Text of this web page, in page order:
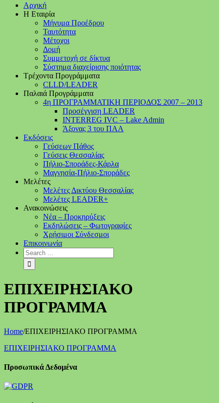
Αρχική
Η Εταιρία
Μήνυμα Προέδρου
Ταυτότητα
Μέτοχοι
Δομή
Συμμετοχή σε δίκτυα
Σύστημα διαχείρισης ποιότητας
Τρέχοντα Προγράμματα
CLLD/LEADER
Παλαιά Προγράμματα
4η ΠΡΟΓΡΑΜΜΑΤΙΚΗ ΠΕΡΙΟΔΟΣ 2007 – 2013
Προσέγγιση LEADER
INTERREG IVC – Lake Admin
Άξονας 3 του ΠΑΑ
Εκδόσεις
Γεύσεων Πάθος
Γεύσεις Θεσσαλίας
Πήλιο-Σποράδες-Κάρλα
Μαγνησία-Πήλιο-Σποράδες
Μελέτες
Μελέτες Δικτύου Θεσσαλίας
Μελέτες LEADER+
Ανακοινώσεις
Νέα – Προκηρύξεις
Εκδηλώσεις – Φωτογραφίες
Χρήσιμοι Σύνδεσμοι
Επικοινωνία
ΕΠΙΧΕΙΡΗΣΙΑΚΟ
ΠΡΟΓΡΑΜΜΑ
Home/ΕΠΙΧΕΙΡΗΣΙΑΚΟ ΠΡΟΓΡΑΜΜΑ
ΕΠΙΧΕΙΡΗΣΙΑΚΟ ΠΡΟΓΡΑΜΜΑ
Προσωπικά Δεδομένα